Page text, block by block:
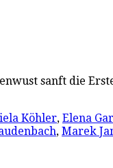
sanft die
Köhler, Elena
, Marek